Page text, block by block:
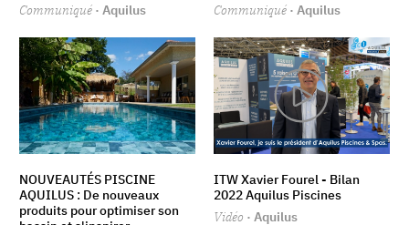
Communiqué · Aquilus
Communiqué · Aquilus
NOUVEAUTÉS PISCINE
AQUILUS : De nouveaux
produits pour optimiser son
ITW Xavier Fourel - Bilan
2022 Aquilus Piscines
Vidéo · Aquilus